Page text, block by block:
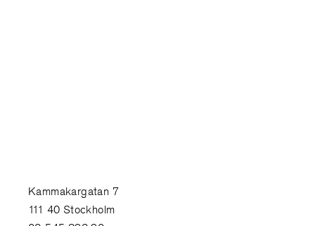
Kammakargatan 7
111 40 Stockholm